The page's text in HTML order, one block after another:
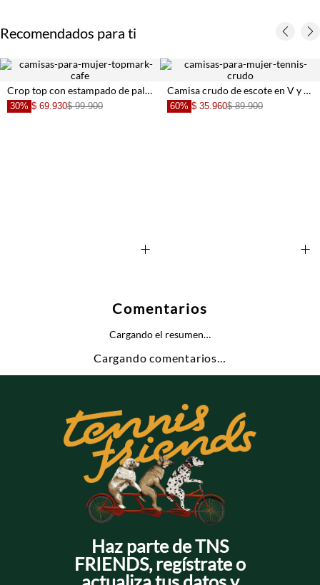
Recomendados para ti
+
Crop top con estampado de palmeras para mujer
30% $ 69.930$ 99.900
+
Camisa crudo de escote en V y tiras para mujer
60% $ 35.960$ 89.900
Comentarios
Cargando el resumen…
Cargando comentarios…
Haz parte de TNS
FRIENDS, regístrate o